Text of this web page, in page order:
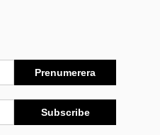
Prenumerera
Subscribe